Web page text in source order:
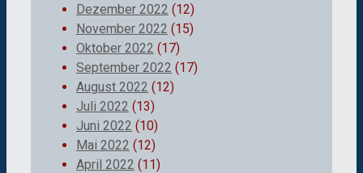
Dezember 2022 (12)
November 2022 (15)
Oktober 2022 (17)
September 2022 (17)
August 2022 (12)
Juli 2022 (13)
Juni 2022 (10)
Mai 2022 (12)
April 2022 (11)